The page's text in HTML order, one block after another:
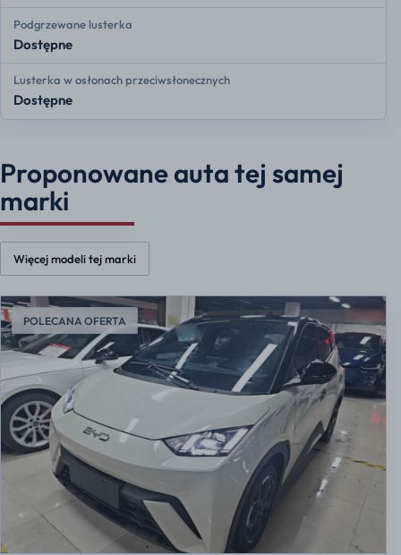
Podgrzewane lusterka
Dostępne
Lusterka w osłonach przeciwsłonecznych
Dostępne
Proponowane auta tej samej
marki
Więcej modeli tej marki
POLECANA OFERTA